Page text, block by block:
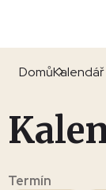
DomůKalendář
Termín